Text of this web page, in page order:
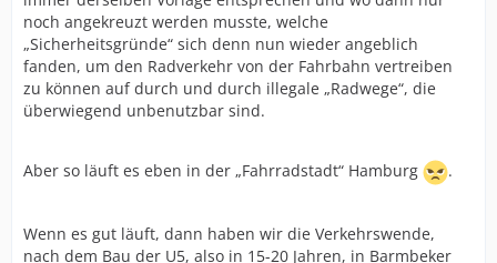
noch angekreuzt werden musste, welche
„Sicherheitsgründe“ sich denn nun wieder angeblich
fanden, um den Radverkehr von der Fahrbahn vertreiben
zu können auf durch und durch illegale „Radwege“, die
überwiegend unbenutzbar sind.
Aber so läuft es eben in der „Fahrradstadt“ Hamburg .
Wenn es gut läuft, dann haben wir die Verkehrswende,
nach dem Bau der U5, also in 15-20 Jahren, in Barmbeker